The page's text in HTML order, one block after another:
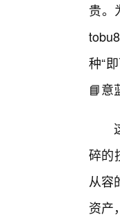
贵。
种“
📘意
碎的
从容
资产